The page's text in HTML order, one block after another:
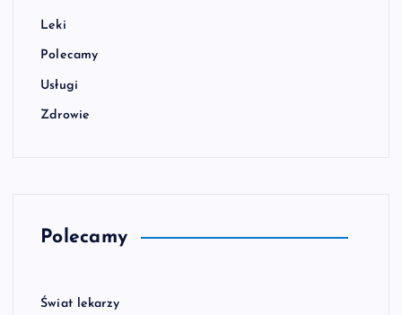
Leki
Polecamy
Usługi
Zdrowie
Polecamy
Świat lekarzy